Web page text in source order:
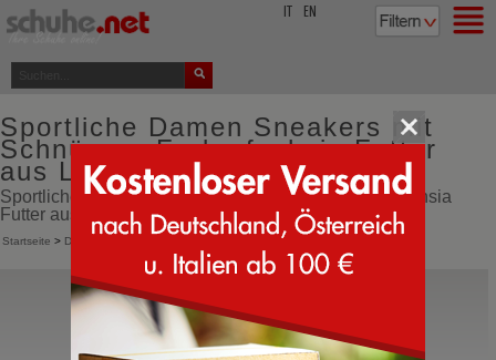
EN
Sportliche Damen Sneakers mit
Schnürung Farbe fuchsia Futter
aus Lammfell
Sportliche Damen Sneakers mit Schnürung Farbe fuchsia
Futter aus Lammfell online bestellen direkt aus Italien
Startseite > Damen Sportliche Schnürschuhe
BnG Real Shoes
La Yeti
Fohlen Schneestiefel